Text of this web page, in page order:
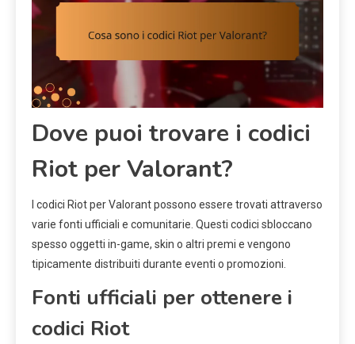
Dove puoi trovare i codici
Riot per Valorant?
I codici Riot per Valorant possono essere trovati attraverso
varie fonti ufficiali e comunitarie. Questi codici sbloccano
spesso oggetti in-game, skin o altri premi e vengono
tipicamente distribuiti durante eventi o promozioni.
Fonti ufficiali per ottenere i
codici Riot